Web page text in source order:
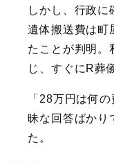
しかし、行政に
遺体搬送費は町
たことが判明。
じ、すぐにR葬
「28万円は何
昧な回答ばかり
た。